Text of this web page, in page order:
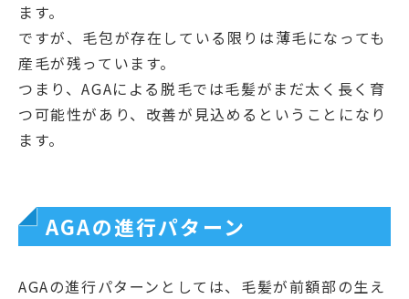
ます。
ですが、毛包が存在している限りは薄毛になっても
産毛が残っています。
つまり、AGAによる脱毛では毛髪がまだ太く長く育
つ可能性があり、改善が見込めるということになり
ます。
AGAの進行パターン
AGAの進行パターンとしては、毛髪が前額部の生え